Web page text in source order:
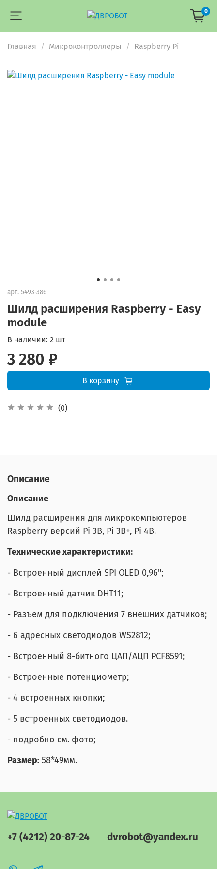
0
Главная Микроконтроллеры Raspberry Pi
арт. 5493-386
Шилд расширения Raspberry - Easy
module
(0)
В наличии: 2 шт
3 280 ₽
В корзину
Описание
Описание
Шилд расширения для микрокомпьютеров
Raspberry версий Pi 3B, Pi 3B+, Pi 4B.
Технические характеристики:
- Встроенный дисплей SPI OLED 0,96";
- Встроенный датчик DHT11;
- Разъем для подключения 7 внешних датчиков;
- 6 адресных светодиодов WS2812;
- Встроенный 8-битного ЦАП/АЦП PCF8591;
- Встроенные потенциометр;
- 4 встроенных кнопки;
- 5 встроенных светодиодов.
- подробно см. фото;
Размер: 58*49мм.
+7 (4212) 20-87-24 dvrobot@yandex.ru